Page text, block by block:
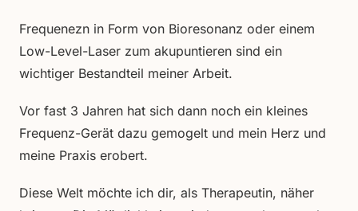
Frequenezn in Form von Bioresonanz oder einem
Low-Level-Laser zum akupuntieren sind ein
wichtiger Bestandteil meiner Arbeit.
Vor fast 3 Jahren hat sich dann noch ein kleines
Frequenz-Gerät dazu gemogelt und mein Herz und
meine Praxis erobert.
Diese Welt möchte ich dir, als Therapeutin, näher